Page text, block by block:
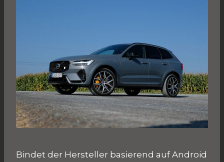
Bindet der Hersteller basierend auf Android